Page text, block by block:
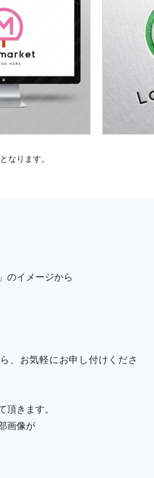
なります。
のイメージから
、お気軽にお申し付けくださ
きます。
画像が